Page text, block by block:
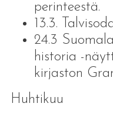
perinteestä.
13.3.
24.3
historia -
kirjaston
Huhtikuu